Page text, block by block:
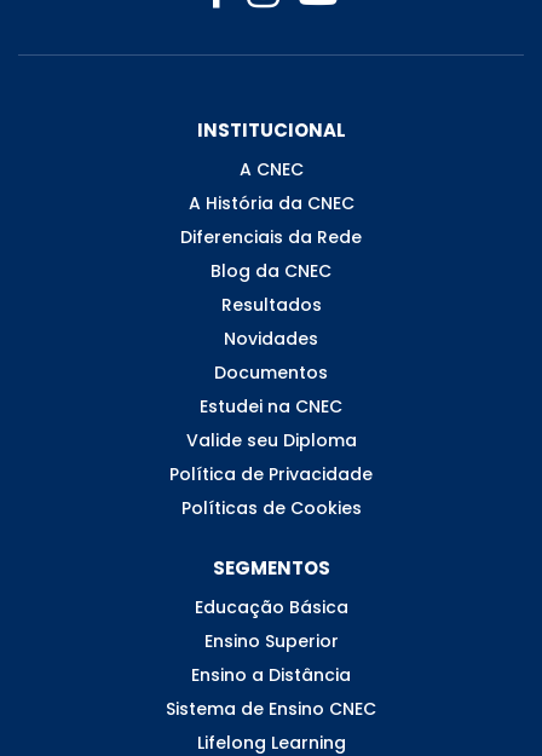
INSTITUCIONAL
A CNEC
A História da CNEC
Diferenciais da Rede
Blog da CNEC
Resultados
Novidades
Documentos
Estudei na CNEC
Valide seu Diploma
Política de Privacidade
Políticas de Cookies
SEGMENTOS
Educação Básica
Ensino Superior
Ensino a Distância
Sistema de Ensino CNEC
Lifelong Learning